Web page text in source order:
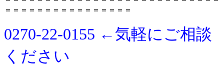
＝＝＝＝＝＝＝＝＝＝＝＝＝＝＝＝
0270-22-0155 ←気軽にご相談
ください